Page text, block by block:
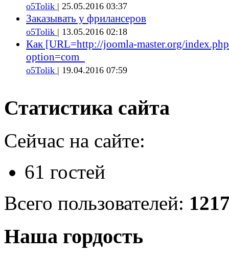
o5Tolik | 25.05.2016 03:37
Заказывать у фрилансеров
o5Tolik | 13.05.2016 02:18
Как [URL=http://joomla-master.org/
option=com_
o5Tolik | 19.04.2016 07:59
Статистика сайта
Сейчас на сайте:
61 гостей
Всего пользователей:
Наша гордость